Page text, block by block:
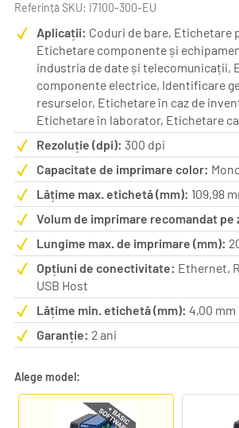
Referință SKU: I7100-300-EU
Aplicații: Coduri de bare, Etichetare
Etichetare componente și
industria de date și telecomunicații,
componente electrice, Identificare
resurselor, Etichetare în caz de
Etichetare în laborator, Etichetare
Rezoluție (dpi): 300 dpi
Capacitate de imprimare color:
Lățime max. etichetă (mm): 109,98
Volum de imprimare recomandat pe
Lungime max. de imprimare (mm):
Opțiuni de conectivitate: Ethernet,
USB Host
Lățime min. etichetă (mm): 4,00 mm
Garanție: 2 ani
Alege model: